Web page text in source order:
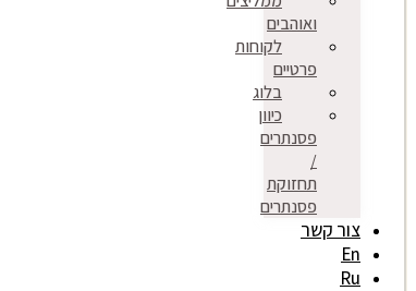
ואוהבים
לקוחות
פרטיים
בלוג
כיוון
פסנתרים
/
תחזוקת
פסנתרים
צור קשר
En
Ru